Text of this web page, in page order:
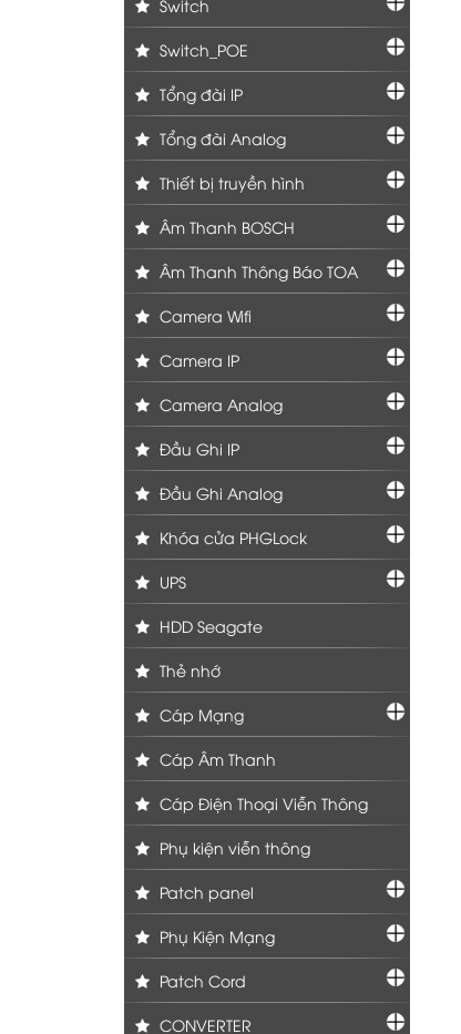
Switch
Switch_POE
Tổng đài IP
Tổng đài Analog
Thiết bị truyền hình
Âm Thanh BOSCH
Âm Thanh Thông Báo TOA
Camera Wifi
Camera IP
Camera Analog
Đầu Ghi IP
Đầu Ghi Analog
Khóa cửa PHGLock
UPS
HDD Seagate
Thẻ nhớ
Cáp Mạng
Cáp Âm Thanh
Cáp Điện Thoại Viễn Thông
Phụ kiện viễn thông
Patch panel
Phụ Kiện Mạng
Patch Cord
CONVERTER